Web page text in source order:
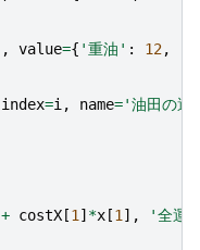
, value={ '重油' : 12,
index=i , name='油田の運
+ costX [1 ] *x [1 ], '全運